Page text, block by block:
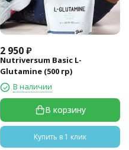
2 950₽
Nutriversum Basic L-
Glutamine (500 гр)
В наличии
В корзину
Купить в 1 клик